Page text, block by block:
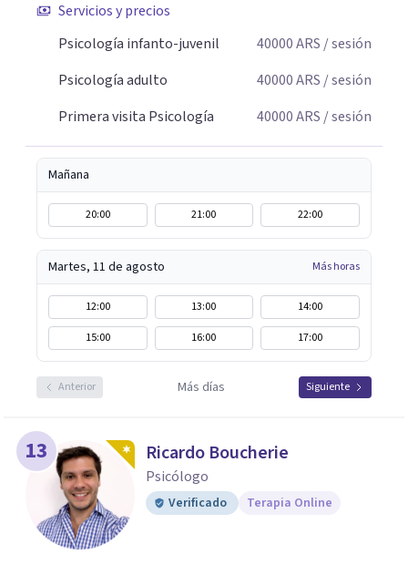
Servicios y precios
Psicología infanto-juvenil
40000ARS / sesión
Psicología adulto
40000ARS / sesión
Primera visita Psicología
40000ARS / sesión
Mañana
20:00 21:00 22:00
Martes, 11 de agosto Más horas
12:00 13:00
14:00
15:00
16:00 17:00
Anterior Más días Siguiente
13 Ricardo Boucherie
Psicólogo
Verificado Terapia Online